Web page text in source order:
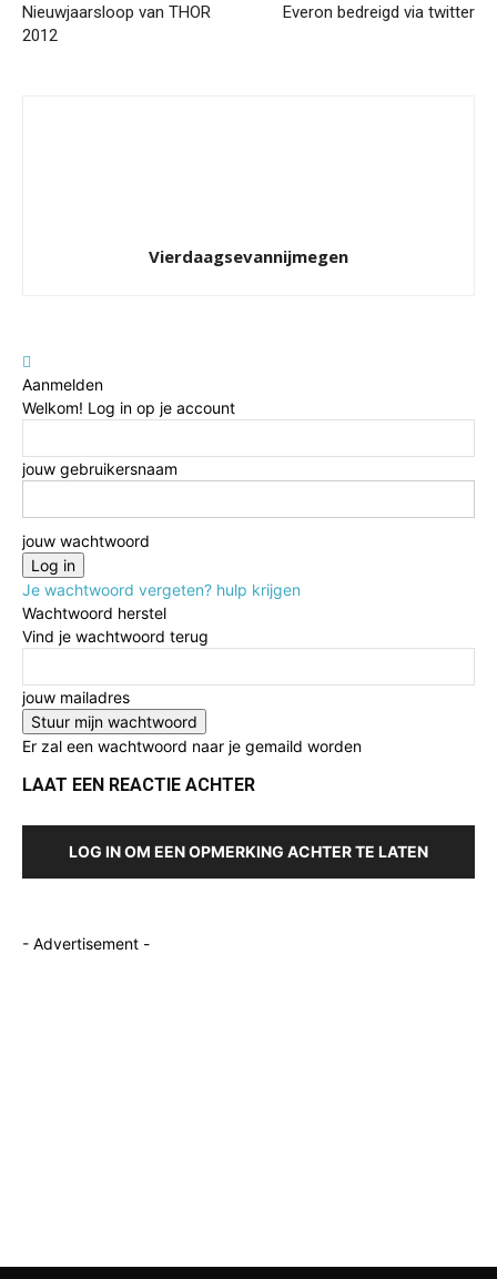
Nieuwjaarsloop van THOR
2012
Everon bedreigd via twitter
Vierdaagsevannijmegen
Aanmelden
Welkom! Log in op je account
jouw gebruikersnaam
jouw wachtwoord
Je wachtwoord vergeten? hulp krijgen
Wachtwoord herstel
Vind je wachtwoord terug
jouw mailadres
Er zal een wachtwoord naar je gemaild worden
LAAT EEN REACTIE ACHTER
LOG IN OM EEN OPMERKING ACHTER TE LATEN
- Advertisement -